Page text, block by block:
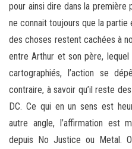
pour ainsi dire dans la première
ne connait toujours que la partie
des choses restent cachées à
entre Arthur et son père,
cartographiés, l’action se
contraire, à savoir qu’il reste
DC. Ce qui en un sens est
autre angle, l’affirmation est
depuis No Justice ou Metal.